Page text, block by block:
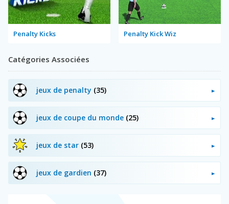
Penalty Kicks Penalty Kick Wiz
Catégories Associées
jeux de penalty (35)
jeux de coupe du monde (25)
jeux de star (53)
jeux de gardien (37)